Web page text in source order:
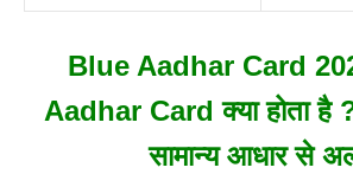
Blue Aadhar Card
Aadhar Card क्या होता है
सामान्य आधार से